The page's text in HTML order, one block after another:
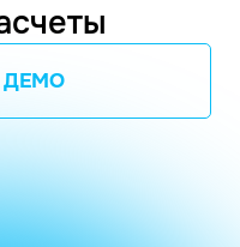
ДЕМО